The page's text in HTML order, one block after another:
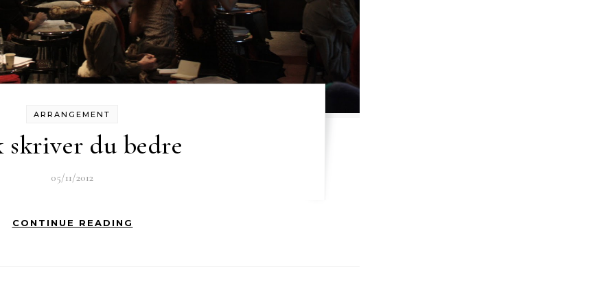
ARRANGEMENT
skriver du bedre
05/11/2012
CONTINUE READING